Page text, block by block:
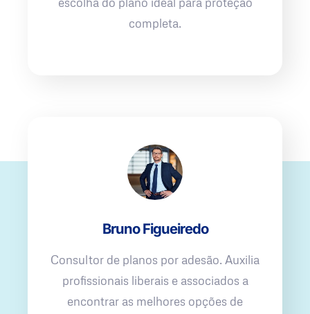
completa.
Bruno Figueiredo
Consultor de planos por adesão. Auxilia
profissionais liberais e associados a
encontrar as melhores opções de